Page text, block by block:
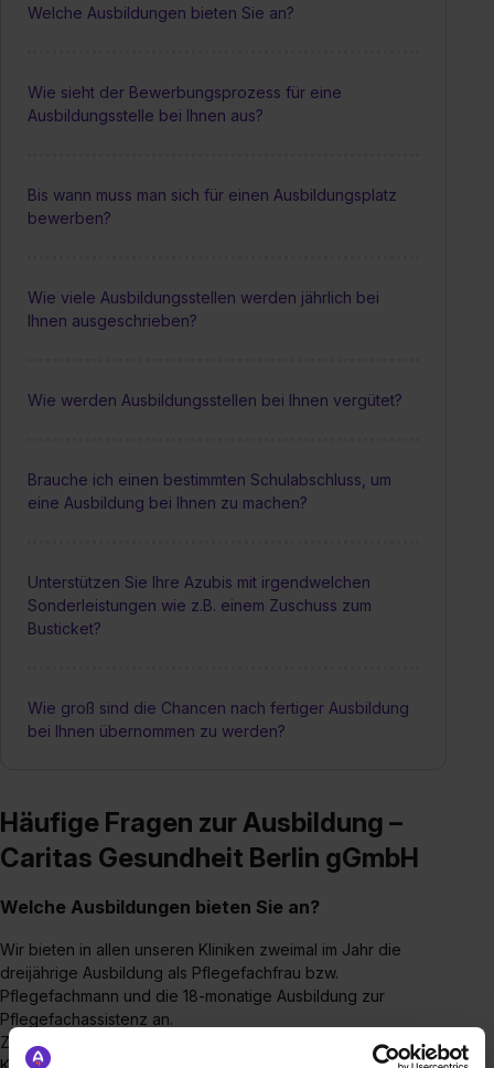
Welche Ausbildungen bieten Sie an?
Wie sieht der Bewerbungsprozess für eine
Ausbildungsstelle bei Ihnen aus?
Bis wann muss man sich für einen Ausbildungsplatz
bewerben?
Wie viele Ausbildungsstellen werden jährlich bei
Ihnen ausgeschrieben?
Wie werden Ausbildungsstellen bei Ihnen vergütet?
Brauche ich einen bestimmten Schulabschluss, um
eine Ausbildung bei Ihnen zu machen?
Unterstützen Sie Ihre Azubis mit irgendwelchen
Sonderleistungen wie z.B. einem Zuschuss zum
Busticket?
Wie groß sind die Chancen nach fertiger Ausbildung
bei Ihnen übernommen zu werden?
Häufige Fragen zur Ausbildung –
Caritas Gesundheit Berlin gGmbH
Welche Ausbildungen bieten Sie an?
Wir bieten in allen unseren Kliniken zweimal im Jahr die
dreijährige Ausbildung als Pflegefachfrau bzw.
Pflegefachmann und die 18-monatige Ausbildung zur
Pflegefachassistenz an.
Zusätzlich bieten wir auch zweimal im Jahr in unseren